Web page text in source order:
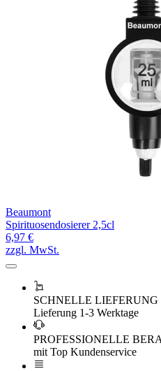
Beaumont
Spirituosendosierer 2,5cl
6,97 €
zzgl. MwSt.
SCHNELLE LIEFERUNG
Lieferung 1-3 Werktage
PROFESSIONELLE
mit Top Kundenservice